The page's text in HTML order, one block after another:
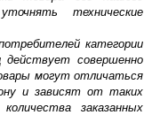
технические
категории
действует совершенно
могут отличаться
и зависят от таких
заказанных